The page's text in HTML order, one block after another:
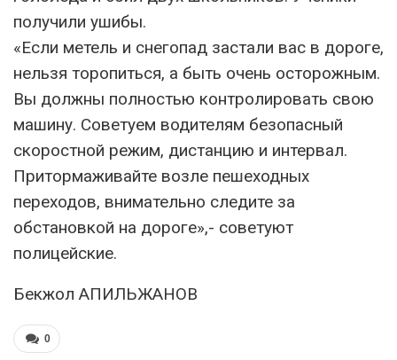
получили ушибы.
«Если метель и снегопад застали вас в дороге,
нельзя торопиться, а быть очень осторожным.
Вы должны полностью контролировать свою
машину. Советуем водителям безопасный
скоростной режим, дистанцию и интервал.
Притормаживайте возле пешеходных
переходов, внимательно следите за
обстановкой на дороге»,- советуют
полицейские.
Бекжол АПИЛЬЖАНОВ
0